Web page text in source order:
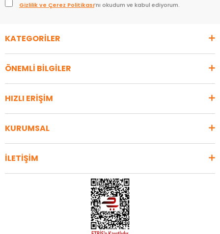
Gizlilik ve Çerez Politikası’nı okudum ve kabul ediyorum.
KATEGORİLER
ÖNEMLİ BİLGİLER
HIZLI ERİŞİM
KURUMSAL
İLETİŞİM